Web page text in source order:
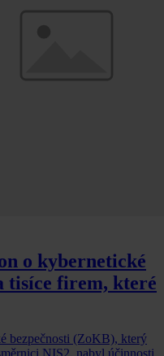
o kybernetické
tisíce firem, které
bezpečnosti (ZoKB), který